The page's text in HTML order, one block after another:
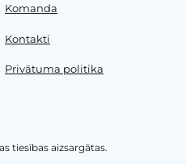
Komanda
Kontakti
Privātuma politika
tiesības aizsargātas.